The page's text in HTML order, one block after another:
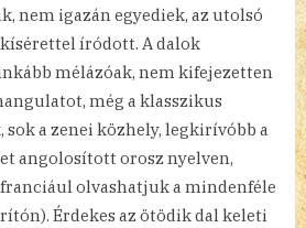
nem igazán egyediek, az utolsó
íródott. A dalok
mélázóak, nem kifejezetten
még a klasszikus
a zenei közhely, legkirívóbb a
angolosított orosz nyelven,
olvashatjuk a mindenféle
Érdekes az ötödik dal keleti